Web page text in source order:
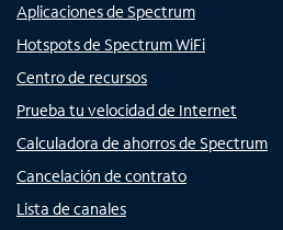
Aplicaciones de Spectrum
Hotspots de Spectrum WiFi
Centro de recursos
Prueba tu velocidad de Internet
Calculadora de ahorros de Spectrum
Cancelación de contrato
Lista de canales